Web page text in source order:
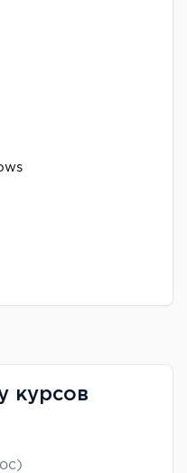
курсов